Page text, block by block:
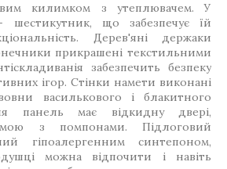
килимком з утеплювачем. У
шестикутник, що забезпечує їй
Дерев'яні держаки
прикрашені текстильними
забезпечить безпеку
ігор. Стінки намети виконані
василькового і блакитного
панель має відкидну двері,
з помпонами. Підлоговий
гіпоалергенним синтепоном,
можна відпочити і навіть